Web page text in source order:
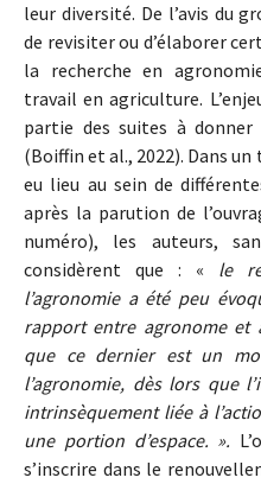
leur diversité. De l’avis du
de revisiter ou d’élaborer
la recherche en
travail en agriculture.
partie des suites à donner
(Boiffin et al., 2022). Dans
eu lieu au sein de
après la parution de
numéro), les auteurs,
considèrent que : « le
l’agronomie a été peu
rapport entre agronome et
que ce dernier est un
l’agronomie, dès lors que
intrinsèquement liée à
une portion d’espace. ».
s’inscrire dans le